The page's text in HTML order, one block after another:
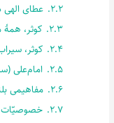
2.2. عطای
2.3. کوثر، همۀ
2.4. کوثر،
2.5. امام‌علی
2.6. مفاهیمی
2.7. خصوصیّات